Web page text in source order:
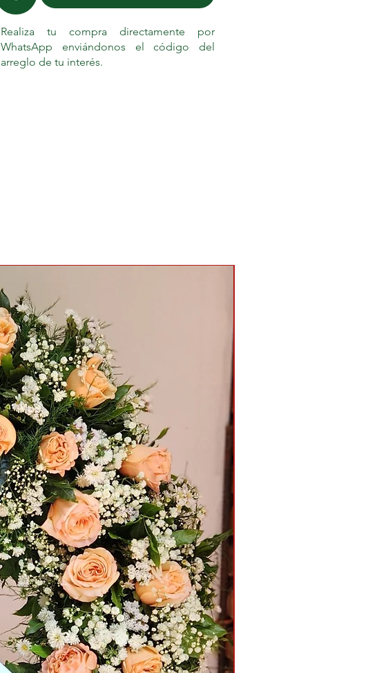
Realiza tu compra directamente por
WhatsApp enviándonos el código del
arreglo de tu interés.